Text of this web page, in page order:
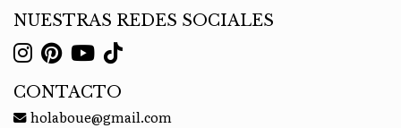
NUESTRAS REDES SOCIALES
CONTACTO
holaboue@gmail.com